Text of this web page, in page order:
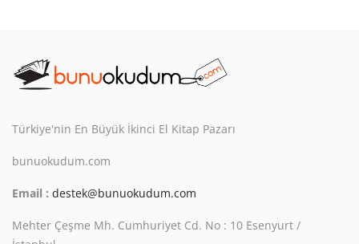
Türkiye'nin En Büyük İkinci El Kitap Pazarı
bunuokudum.com
Email : destek@bunuokudum.com
Mehter Çeşme Mh. Cumhuriyet Cd. No : 10 Esenyurt /